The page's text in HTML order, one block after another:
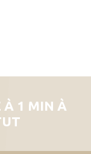
À 1 MIN À